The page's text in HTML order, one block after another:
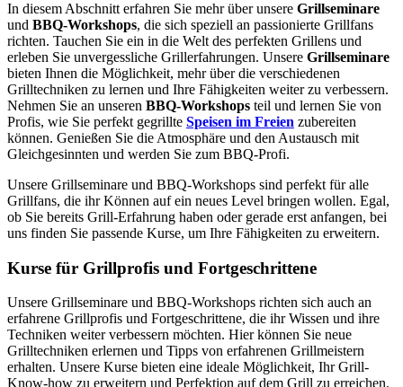
In diesem Abschnitt erfahren Sie mehr über unsere Grillseminare
und BBQ-Workshops, die sich speziell an passionierte Grillfans
richten. Tauchen Sie ein in die Welt des perfekten Grillens und
erleben Sie unvergessliche Grillerfahrungen. Unsere Grillseminare
bieten Ihnen die Möglichkeit, mehr über die verschiedenen
Grilltechniken zu lernen und Ihre Fähigkeiten weiter zu verbessern.
Nehmen Sie an unseren BBQ-Workshops teil und lernen Sie von
Profis, wie Sie perfekt gegrillte Speisen im Freien zubereiten
können. Genießen Sie die Atmosphäre und den Austausch mit
Gleichgesinnten und werden Sie zum BBQ-Profi.
Unsere Grillseminare und BBQ-Workshops sind perfekt für alle
Grillfans, die ihr Können auf ein neues Level bringen wollen. Egal,
ob Sie bereits Grill-Erfahrung haben oder gerade erst anfangen, bei
uns finden Sie passende Kurse, um Ihre Fähigkeiten zu erweitern.
Kurse für Grillprofis und Fortgeschrittene
Unsere Grillseminare und BBQ-Workshops richten sich auch an
erfahrene Grillprofis und Fortgeschrittene, die ihr Wissen und ihre
Techniken weiter verbessern möchten. Hier können Sie neue
Grilltechniken erlernen und Tipps von erfahrenen Grillmeistern
erhalten. Unsere Kurse bieten eine ideale Möglichkeit, Ihr Grill-
Know-how zu erweitern und Perfektion auf dem Grill zu erreichen.